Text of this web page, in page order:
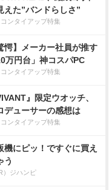
えた”バンドらしさ”
ンタイアップ特集
愕】メーカー社員が推す
万円台」神コスパPC
ンタイアップ特集
』限定ウオッチ、
デューサーの感想は
ンタイアップ特集
機にピッ！ですぐに買え
う
）ジハンピ